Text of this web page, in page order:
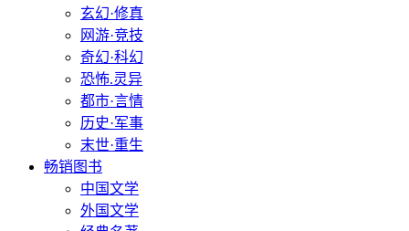
玄幻·修真
网游·竞技
奇幻·科幻
恐怖.灵异
都市·言情
历史·军事
末世·重生
畅销图书
中国文学
外国文学